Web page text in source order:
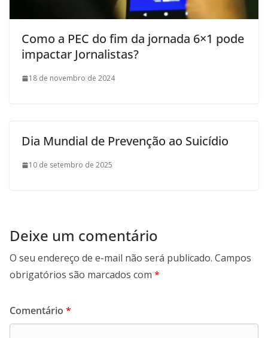
Como a PEC do fim da jornada 6×1 pode
impactar Jornalistas?
18 de novembro de 2024
Dia Mundial de Prevenção ao Suicídio
10 de setembro de 2025
Deixe um comentário
O seu endereço de e-mail não será publicado. Campos
obrigatórios são marcados com *
Comentário *